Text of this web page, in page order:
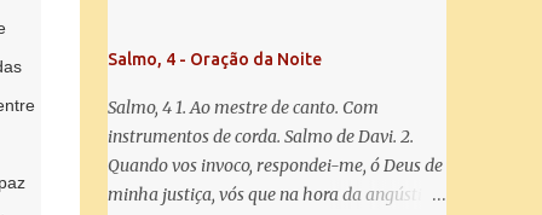
Sacramentado, não permitais que eu viva
coração ao Vosso e o Vosso ao meu, e, nem
sem Vós morra eu! Nas contas pequenas:
Sacramento de Amor! Misericórdia Senhor!
Glória ao Pai: Cristo pão da vida e remédio
Salmo, 4 - Oração da Noite
Salmo, 4 1. Ao mestre de canto. Com
instrumentos de corda. Salmo de Davi. 2.
Quando vos invoco, respondei-me, ó Deus de
minha justiça, vós que na hora da angústia